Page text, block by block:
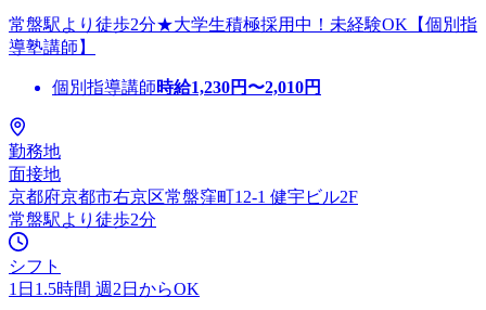
常盤駅より徒歩2分★大学生積極採用中！未経験OK【個別指
導塾講師】
個別指導講師時給1,230円〜2,010円
勤務地
面接地
京都府京都市右京区常盤窪町12-1 健宇ビル2F
常盤駅より徒歩2分
シフト
1日1.5時間 週2日からOK